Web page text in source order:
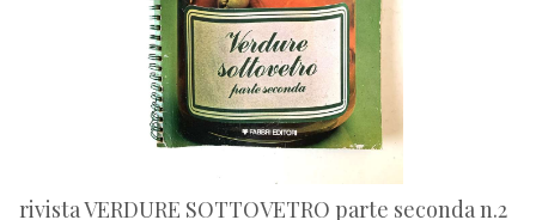
rivista VERDURE SOTTOVETRO parte seconda n.2